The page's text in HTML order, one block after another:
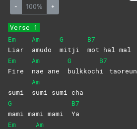
- 100% +
Verse 1
Em
Liar
Am
amudo
G
mitji
B7
mot hal mal
Em
Fire
Am
nae ane
G
bulkkoch
B7
i
taoreun
sumi
Am
sumi sumi cha
G
mami mami mami
B7
Ya
Em
Am